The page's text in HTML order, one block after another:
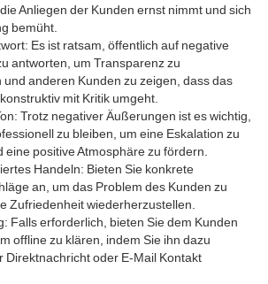
Anliegen der Kunden ernst nimmt und sich
bemüht.
Es ist ratsam, öffentlich auf negative
antworten, um Transparenz zu
anderen Kunden zu zeigen, dass das
mit Kritik umgeht.
Trotz negativer Äußerungen ist es wichtig,
zu bleiben, um eine Eskalation zu
eine positive Atmosphäre zu fördern.
Handeln: Bieten Sie konkrete
an, um das Problem des Kunden zu
Zufriedenheit wiederherzustellen.
Falls erforderlich, bieten Sie dem Kunden
offline zu klären, indem Sie ihn dazu
Direktnachricht oder E-Mail Kontakt